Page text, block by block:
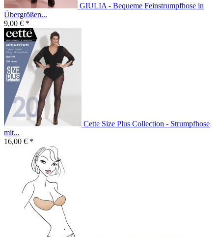
GIULIA - Bequeme Feinstrumpfhose in
Übergrößen...
9,00 € *
Cette Size Plus Collection - Strumpfhose
mit...
16,00 € *